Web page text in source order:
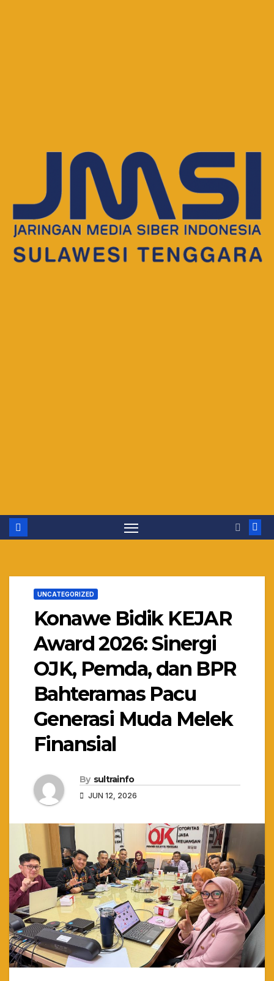
UNCATEGORIZED
Konawe Bidik KEJAR
Award 2026: Sinergi
OJK, Pemda, dan BPR
Bahteramas Pacu
Generasi Muda Melek
Finansial
By sultrainfo
JUN 12, 2026